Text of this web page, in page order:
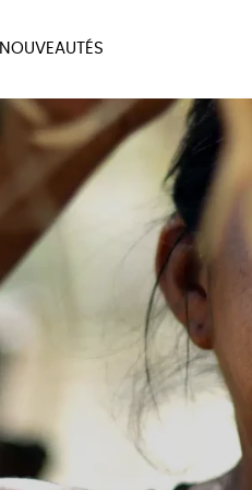
ÉPICERIE
LIVRES
NOUVEAUTÉS